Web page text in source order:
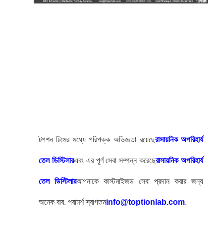
টপশন টিমের মধ্যে পরিপক্ক অভিজ্ঞতা রয়েছেরাসায়নিক অপরিহার্য
তেল ডিস্টিলারএবং এর পূর্ণ সেবা সম্পন্ন করেছেরাসায়নিক অপরিহার্য
তেল ডিস্টিলারআপনাকে কাস্টমাইজড সেবা প্রদান করার জন্য
অনেক বার. পরামর্শ স্বাগতমinfo@toptionlab.com.